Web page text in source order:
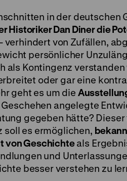
in der deutschen
Historiker Dan Diner die
verhindert von Zufällen,
persönlicher
Kontingenz verstanden
oder gar eine
geht es um die
angelegte
gegeben hätte?
soll es ermöglichen,
von Geschichteals
und
besser verstehen zu